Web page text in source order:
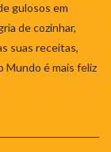
gulosos em
de cozinhar,
suas receitas,
Mundo é mais feliz